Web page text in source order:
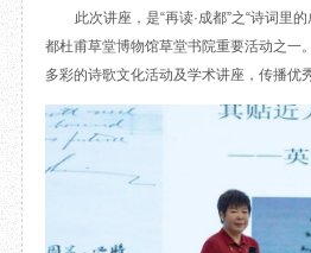
此次讲座，是“再读·成都”之“诗词里
都杜甫草堂博物馆草堂书院重要活动之一
多彩的诗歌文化活动及学术讲座，传播优